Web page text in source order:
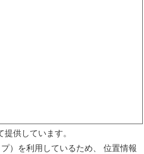
供しています。
）を利用しているため、 位置情報